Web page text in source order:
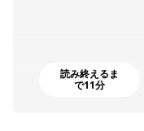
読み終えるま
で11分